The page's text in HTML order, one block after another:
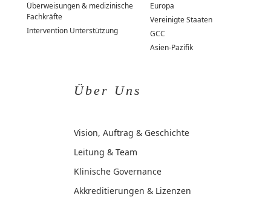
Überweisungen & medizinische
Fachkräfte
Intervention Unterstützung
Europa
Vereinigte Staaten
GCC
Asien-Pazifik
Über Uns
Vision, Auftrag & Geschichte
Leitung & Team
Klinische Governance
Akkreditierungen & Lizenzen